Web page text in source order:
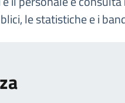
le statistiche e i